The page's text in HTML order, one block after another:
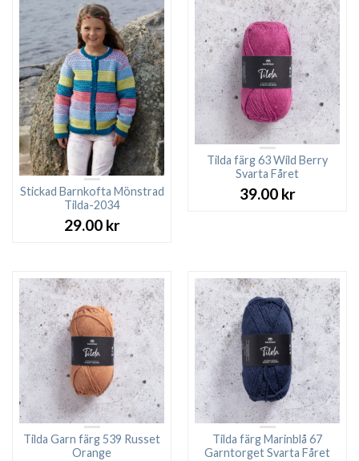
Stickad Barnkofta Mönstrad
Tilda-2034
29.00 kr
Tilda färg 63 Wild Berry
Svarta Fåret
39.00 kr
Tilda Garn färg 539 Russet
Orange
Tilda färg Marinblå 67
Garntorget Svarta Fåret